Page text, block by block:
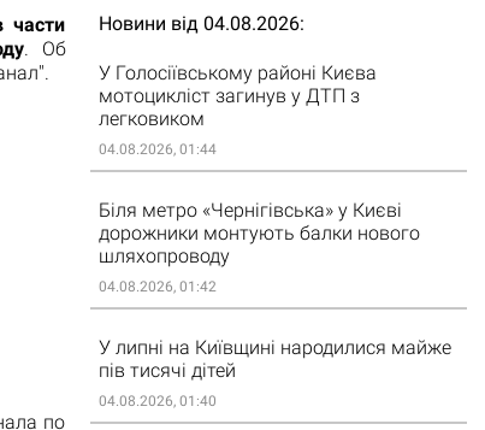
части
. Об
по
Новини від 04.08.2026
У Голосіївському районі Києва
мотоцикліст загинув у ДТП з
легковиком
04.08.2026, 01:44
Біля метро «Чернігівська» у Києві
дорожники монтують балки нового
шляхопроводу
04.08.2026, 01:42
У липні на Київщині народилися майже
пів тисячі дітей
04.08.2026, 01:40